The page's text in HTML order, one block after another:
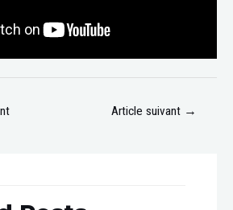
Article suivant →